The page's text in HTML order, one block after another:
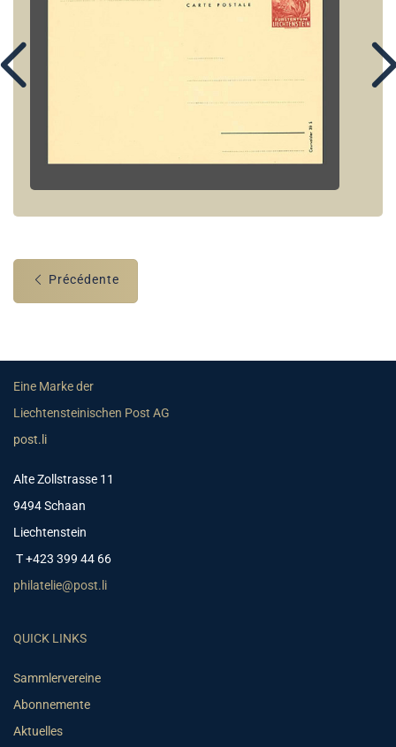
Précédente
Eine Marke der
Liechtensteinischen Post AG
post.li
Alte Zollstrasse 11
9494 Schaan
Liechtenstein
T +423 399 44 66
philatelie@post.li
QUICK LINKS
Sammlervereine
Abonnemente
Aktuelles